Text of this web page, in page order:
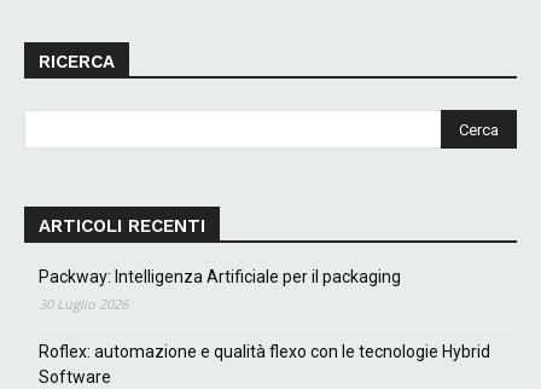
RICERCA
ARTICOLI RECENTI
Packway: Intelligenza Artificiale per il packaging
30 Luglio 2026
Roflex: automazione e qualità flexo con le tecnologie Hybrid
Software